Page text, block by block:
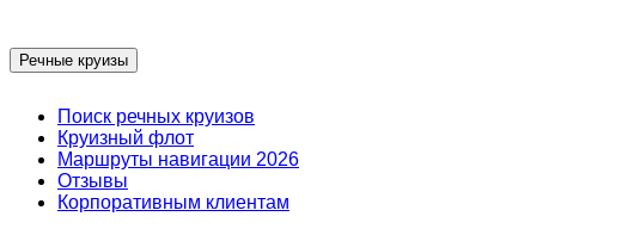
Речные круизы
Поиск речных круизов
Круизный флот
Маршруты навигации 2026
Отзывы
Корпоративным клиентам